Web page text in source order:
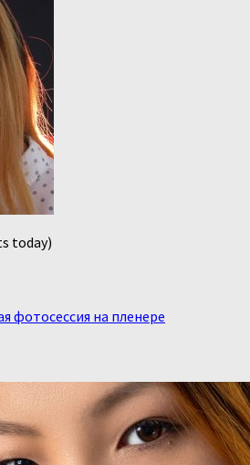
today)
фотосессия на пленере